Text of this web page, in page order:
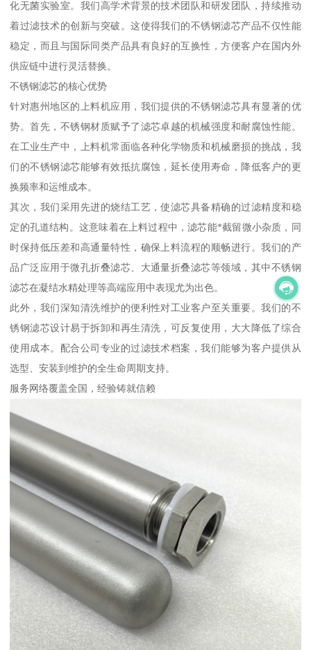
化无菌实验室。我们高学术背景的技术团队和研发团队，持续推动
着过滤技术的创新与突破。这使得我们的不锈钢滤芯产品不仅性能
稳定，而且与国际同类产品具有良好的互换性，方便客户在国内外
供应链中进行灵活替换。
不锈钢滤芯的核心优势
针对惠州地区的上料机应用，我们提供的不锈钢滤芯具有显著的优
势。首先，不锈钢材质赋予了滤芯卓越的机械强度和耐腐蚀性能。
在工业生产中，上料机常面临各种化学物质和机械磨损的挑战，我
们的不锈钢滤芯能够有效抵抗腐蚀，延长使用寿命，降低客户的更
换频率和运维成本。
其次，我们采用先进的烧结工艺，使滤芯具备精确的过滤精度和稳
定的孔道结构。这意味着在上料过程中，滤芯能*截留微小杂质，同
时保持低压差和高通量特性，确保上料流程的顺畅进行。我们的产
品广泛应用于微孔折叠滤芯、大通量折叠滤芯等领域，其中不锈钢
滤芯在凝结水精处理等高端应用中表现尤为出色。
此外，我们深知清洗维护的便利性对工业客户至关重要。我们的不
锈钢滤芯设计易于拆卸和再生清洗，可反复使用，大大降低了综合
使用成本。配合公司专业的过滤技术档案，我们能够为客户提供从
选型、安装到维护的全生命周期支持。
服务网络覆盖全国，经验铸就信赖